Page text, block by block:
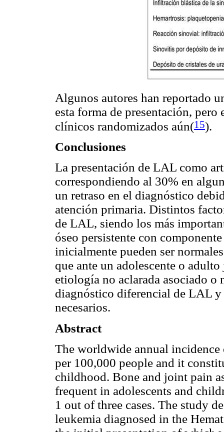
Algunos autores han reportado
esta forma de presentación,
clínicos randomizados aún(15).
Conclusiones
La presentación de LAL como
correspondiendo al 30% en
un retraso en el diagnóstico
atención primaria. Distintos
de LAL, siendo los más
óseo persistente con
inicialmente pueden ser
que ante un adolescente o
etiología no aclarada asociado o
diagnóstico diferencial de LAL y
necesarios.
Abstract
The worldwide annual
per 100,000 people and it
childhood. Bone and joint pain
frequent in adolescents and
1 out of three cases. The study
leukemia diagnosed in the